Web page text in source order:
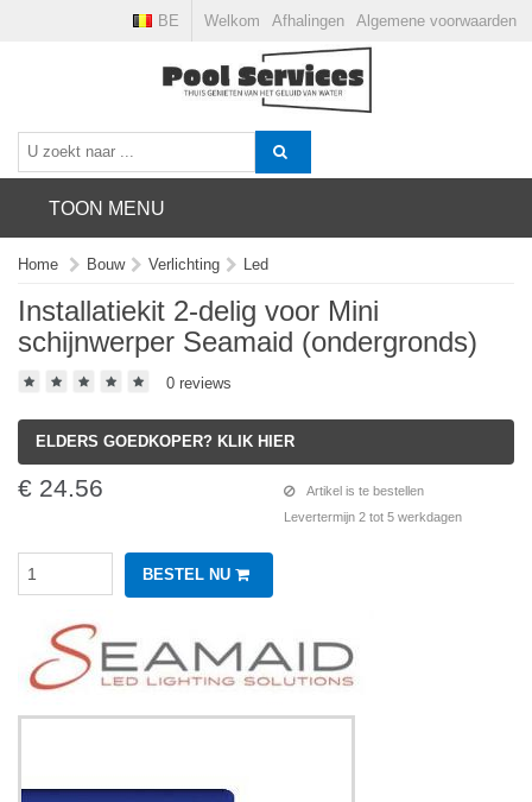
Welkom Afhalingen Algemene voorwaarden
BE
TOON MENU
Home Bouw Verlichting Led
Installatiekit 2-delig voor Mini
schijnwerper Seamaid (ondergronds)
0 reviews
ELDERS GOEDKOPER? KLIK HIER
€ 24.56
Artikel is te bestellen
Levertermijn 2 tot 5 werkdagen
BESTEL NU